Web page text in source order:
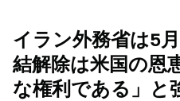
イラン外務省は5
結解除は米国の恩
な権利である」と